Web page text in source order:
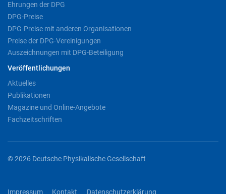
Ehrungen der DPG
DPG-Preise
DPG-Preise mit anderen Organisationen
Preise der DPG-Vereinigungen
Auszeichnungen mit DPG-Beteiligung
Veröffentlichungen
Aktuelles
Publikationen
Magazine und Online-Angebote
Fachzeitschriften
© 2026 Deutsche Physikalische Gesellschaft
Impressum Kontakt Datenschutzerklärung